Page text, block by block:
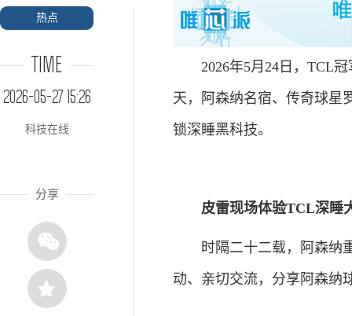
热点
TIME
2026-05-27 15:26
科技在线
分享
2026年5月24日，TCL冠
天，阿森纳名宿、传奇球星
锁深睡黑科技。
皮雷现场体验TCL深睡
时隔二十二载，阿森纳重
动、亲切交流，分享阿森纳